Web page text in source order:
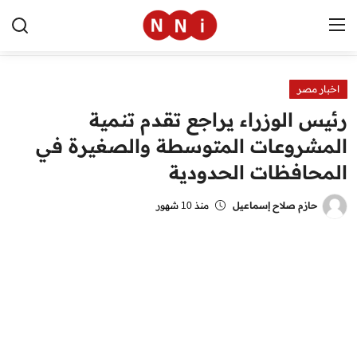
الرئيسية
اخبار مصر
العالم
الرياضة
اخبار مصر
رئيس الوزراء يراجع تقدم تنمية
المشروعات المتوسطة والصغيرة في
المحافظات الحدودية
حازم صلاح إسماعيل منذ 10 شهور